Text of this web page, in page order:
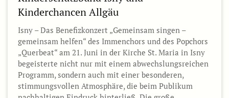
Kinderchancen Allgäu
Isny – Das Benefizkonzert „Gemeinsam singen –
gemeinsam helfen“ des Immenchors und des Popchors
„Querbeat“ am 21. Juni in der Kirche St. Maria in Isny
begeisterte nicht nur mit einem abwechslungsreichen
Programm, sondern auch mit einer besonderen,
stimmungsvollen Atmosphäre, die beim Publikum